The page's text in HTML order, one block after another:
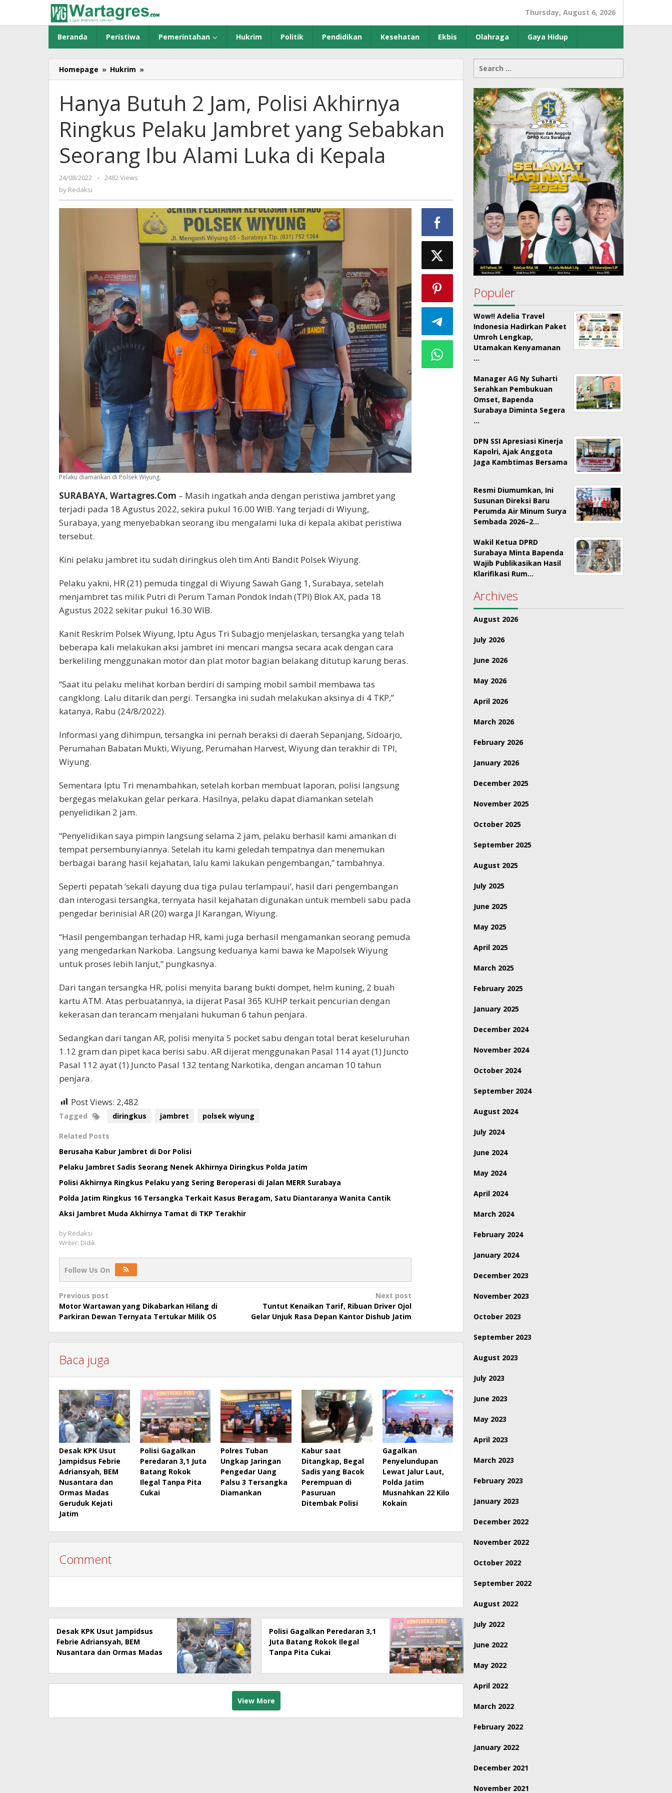
content
Thursday, August 6, 2026
Beranda Peristiwa Pemerintahan Hukrim Politik Pendidikan Kesehatan Ekbis Olahraga Gaya Hidup
Homepage » Hukrim »
Butuh
Jam,
Polisi
Akhirnya
Ringkus
Jambret
yang
Alami
Luka
di
Kepala
Hanya Butuh 2 Jam, Polisi Akhirnya
Ringkus Pelaku Jambret yang Sebabkan
Seorang Ibu Alami Luka di Kepala
24/08/2022
by
-
2482 Views
by Redaksi
Pelaku diamankan di Polsek Wiyung.
SURABAYA, Wartagres.Com – Masih ingatkah anda dengan peristiwa jambret yang
terjadi pada 18 Agustus 2022, sekira pukul 16.00 WIB. Yang terjadi di Wiyung,
Surabaya, yang menyebabkan seorang ibu mengalami luka di kepala akibat peristiwa
tersebut.
Kini pelaku jambret itu sudah diringkus oleh tim Anti Bandit Polsek Wiyung.
Pelaku yakni, HR (21) pemuda tinggal di Wiyung Sawah Gang 1, Surabaya, setelah
menjambret tas milik Putri di Perum Taman Pondok Indah (TPI) Blok AX, pada 18
Agustus 2022 sekitar pukul 16.30 WIB.
Kanit Reskrim Polsek Wiyung, Iptu Agus Tri Subagjo menjelaskan, tersangka yang telah
beberapa kali melakukan aksi jambret ini mencari mangsa secara acak dengan cara
berkeliling menggunakan motor dan plat motor bagian belakang ditutup karung beras.
“Saat itu pelaku melihat korban berdiri di samping mobil sambil membawa tas
cangklong. Lalu ditarik dan pergi. Tersangka ini sudah melakukan aksinya di 4 TKP,”
katanya, Rabu (24/8/2022).
Informasi yang dihimpun, tersangka ini pernah beraksi di daerah Sepanjang, Sidoarjo,
Perumahan Babatan Mukti, Wiyung, Perumahan Harvest, Wiyung dan terakhir di TPI,
Wiyung.
Sementara Iptu Tri menambahkan, setelah korban membuat laporan, polisi langsung
bergegas melakukan gelar perkara. Hasilnya, pelaku dapat diamankan setelah
penyelidikan 2 jam.
“Penyelidikan saya pimpin langsung selama 2 jam, pelaku berhasil kami amankan di
tempat persembunyiannya. Setelah itu kami geledah tempatnya dan menemukan
berbagai barang hasil kejahatan, lalu kami lakukan pengembangan,” tambahnya.
Seperti pepatah ‘sekali dayung dua tiga pulau terlampaui’, hasil dari pengembangan
dan interogasi tersangka, ternyata hasil kejahatan digunakan untuk membeli sabu pada
pengedar berinisial AR (20) warga Jl Karangan, Wiyung.
“Hasil pengembangan terhadap HR, kami juga berhasil mengamankan seorang pemuda
yang mengedarkan Narkoba. Langsung keduanya kami bawa ke Mapolsek Wiyung
untuk proses lebih lanjut,” pungkasnya.
Dari tangan tersangka HR, polisi menyita barang bukti dompet, helm kuning, 2 buah
kartu ATM. Atas perbuatannya, ia dijerat Pasal 365 KUHP terkait pencurian dengan
kekerasan dan terancam menjalani hukuman 6 tahun penjara.
Sedangkan dari tangan AR, polisi menyita 5 pocket sabu dengan total berat keseluruhan
1.12 gram dan pipet kaca berisi sabu. AR dijerat menggunakan Pasal 114 ayat (1) Juncto
Pasal 112 ayat (1) Juncto Pasal 132 tentang Narkotika, dengan ancaman 10 tahun
penjara.
Post Views: 2,482
Tagged diringkus jambret polsek wiyung
Related Posts
Berusaha Kabur Jambret di Dor Polisi
Pelaku Jambret Sadis Seorang Nenek Akhirnya Diringkus Polda Jatim
Polisi Akhirnya Ringkus Pelaku yang Sering Beroperasi di Jalan MERR Surabaya
Polda Jatim Ringkus 16 Tersangka Terkait Kasus Beragam, Satu Diantaranya Wanita Cantik
Aksi Jambret Muda Akhirnya Tamat di TKP Terakhir
by Redaksi
Writer: Didik
Follow Us On
Post
navigation
Previous post
Motor Wartawan yang Dikabarkan Hilang di
Parkiran Dewan Ternyata Tertukar Milik OS
Next post
Tuntut Kenaikan Tarif, Ribuan Driver Ojol
Gelar Unjuk Rasa Depan Kantor Dishub Jatim
Baca juga
Desak KPK Usut
Jampidsus Febrie
Adriansyah, BEM
Nusantara dan
Ormas Madas
Geruduk Kejati
Jatim
Polisi Gagalkan
Peredaran 3,1 Juta
Batang Rokok
Ilegal Tanpa Pita
Cukai
Polres Tuban
Ungkap Jaringan
Pengedar Uang
Palsu 3 Tersangka
Diamankan
Kabur saat
Ditangkap, Begal
Sadis yang Bacok
Perempuan di
Pasuruan
Ditembak Polisi
Gagalkan
Penyelundupan
Lewat Jalur Laut,
Polda Jatim
Musnahkan 22 Kilo
Kokain
Comment
Desak KPK Usut Jampidsus
Febrie Adriansyah, BEM
Nusantara dan Ormas Madas
Polisi Gagalkan Peredaran 3,1
Juta Batang Rokok Ilegal
Tanpa Pita Cukai
View More
Search
for:
Populer
Wow!! Adelia Travel
Indonesia Hadirkan Paket
Umroh Lengkap,
Utamakan Kenyamanan
…
Manager AG Ny Suharti
Serahkan Pembukuan
Omset, Bapenda
Surabaya Diminta Segera
…
DPN SSI Apresiasi Kinerja
Kapolri, Ajak Anggota
Jaga Kambtimas Bersama
Resmi Diumumkan, Ini
Susunan Direksi Baru
Perumda Air Minum Surya
Sembada 2026–2…
Wakil Ketua DPRD
Surabaya Minta Bapenda
Wajib Publikasikan Hasil
Klarifikasi Rum…
Archives
August 2026
July 2026
June 2026
May 2026
April 2026
March 2026
February 2026
January 2026
December 2025
November 2025
October 2025
September 2025
August 2025
July 2025
June 2025
May 2025
April 2025
March 2025
February 2025
January 2025
December 2024
November 2024
October 2024
September 2024
August 2024
July 2024
June 2024
May 2024
April 2024
March 2024
February 2024
January 2024
December 2023
November 2023
October 2023
September 2023
August 2023
July 2023
June 2023
May 2023
April 2023
March 2023
February 2023
January 2023
December 2022
November 2022
October 2022
September 2022
August 2022
July 2022
June 2022
May 2022
April 2022
March 2022
February 2022
January 2022
December 2021
November 2021